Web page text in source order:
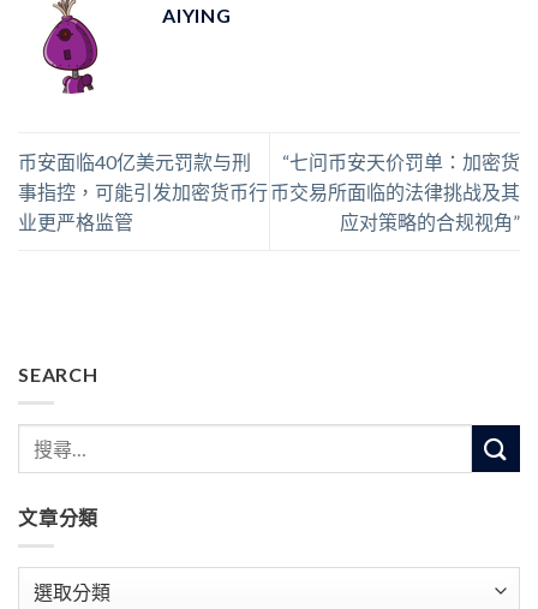
AIYING
币安面临40亿美元罚款与刑
事指控，可能引发加密货币行
业更严格监管
“七问币安天价罚单：加密货
币交易所面临的法律挑战及其
应对策略的合规视角”
SEARCH
文章分類